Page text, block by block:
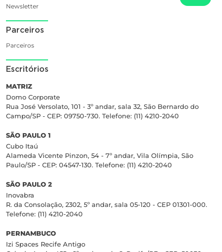
Newsletter
Parceiros
Parceiros
Escritórios
MATRIZ
Domo Corporate
Rua José Versolato, 101 - 3º andar, sala 32, São Bernardo do
Campo/SP - CEP: 09750-730. Telefone: (11) 4210-2040
SÃO PAULO 1
Cubo Itaú
Alameda Vicente Pinzon, 54 - 7º andar, Vila Olímpia, São
Paulo/SP - CEP: 04547-130. Telefone: (11) 4210-2040
SÃO PAULO 2
Inovabra
R. da Consolação, 2302, 5º andar, sala 05-120 - CEP 01301-000.
Telefone: (11) 4210-2040
PERNAMBUCO
Izi Spaces Recife Antigo